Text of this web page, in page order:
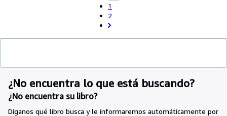
1
2
¿No encuentra lo que está buscando?
¿No encuentra su libro?
Díganos qué libro busca y le informaremos automáticamente por